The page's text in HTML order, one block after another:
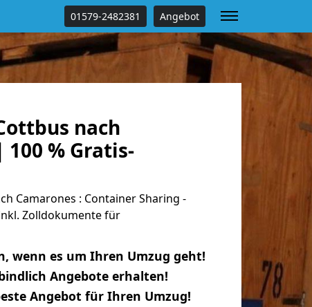
01579-2482381 Angebot
nach
% Gratis-
Camarones : Container Sharing -
Zolldokumente für
wenn es um Ihren Umzug geht!
Angebote erhalten!
Angebot für Ihren Umzug!